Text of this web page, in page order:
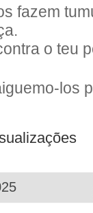
fazem
o teu
los